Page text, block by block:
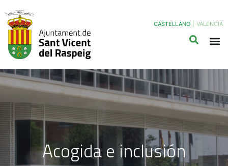
CASTELLANO VALENCIÀ
Acogida e inclusión